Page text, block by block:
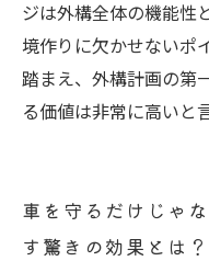
ジは外構全体の機能性
境作りに欠かせないポ
踏まえ、外構計画の第
る価値は非常に高いと
車を守るだけじゃ
す驚きの効果とは？